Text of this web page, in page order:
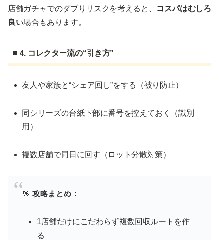
店舗ガチャでのダブりリスクを考えると、
コスパはむしろ
良い場合もあります。
■ 4. コレクター流の“引き方”
友人や家族と“シェア回し”をする（被り防止）
同シリーズの台紙下部に番号を控えておく（識別
用）
複数店舗で同日に回す（ロット分散対策）
🎯 攻略まとめ：
1店舗だけにこだわらず複数回収ルートを作
る